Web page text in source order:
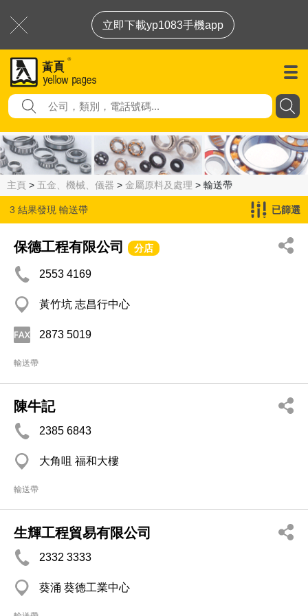
立即下載yp1083手機app
主頁 > 五金、機械、儀器 > 金屬原料及處理 > 輸送帶
3 結果發現 輸送帶 已篩選
保德工程有限公司 分店
2553 4169
黃竹坑 志昌行中心
2873 5019
輸送帶
陳牛記
2385 6843
大角咀 福和大樓
輸送帶
生輝工程貿易有限公司
2332 3333
葵涌 葵德工業中心